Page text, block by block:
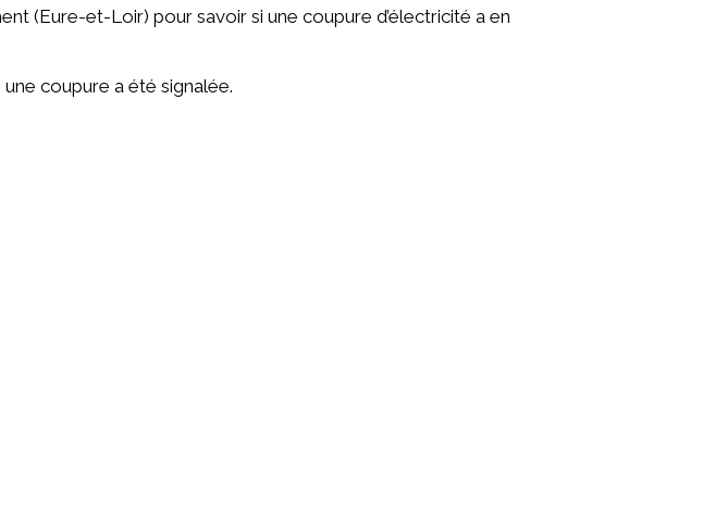
(Eure-et-Loir) pour savoir si une coupure d’électricité a en
coupure a été signalée.